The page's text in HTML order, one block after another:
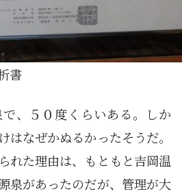
書
、５０度くらいある。しか
はなぜかぬるかったそうだ。
れた理由は、もともと吉岡温
泉があったのだが、管理が大